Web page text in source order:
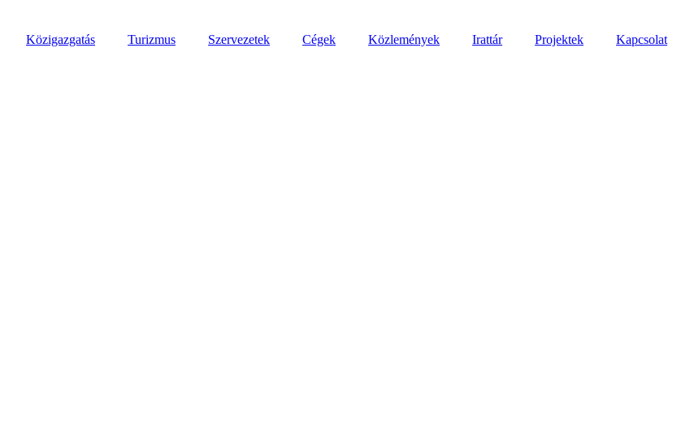
Közigazgatás Turizmus Szervezetek Cégek Közlemények Irattár Projektek Kapcsolat